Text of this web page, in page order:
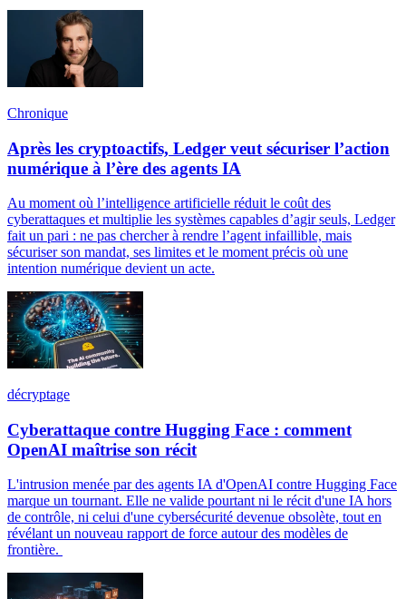
Chronique
Après les cryptoactifs, Ledger veut sécuriser l’action
numérique à l’ère des agents IA
Au moment où l’intelligence artificielle réduit le coût des
cyberattaques et multiplie les systèmes capables d’agir seuls, Ledger
fait un pari : ne pas chercher à rendre l’agent infaillible, mais
sécuriser son mandat, ses limites et le moment précis où une
intention numérique devient un acte.
décryptage
Cyberattaque contre Hugging Face : comment
OpenAI maîtrise son récit
L'intrusion menée par des agents IA d'OpenAI contre Hugging Face
marque un tournant. Elle ne valide pourtant ni le récit d'une IA hors
de contrôle, ni celui d'une cybersécurité devenue obsolète, tout en
révélant un nouveau rapport de force autour des modèles de
frontière.